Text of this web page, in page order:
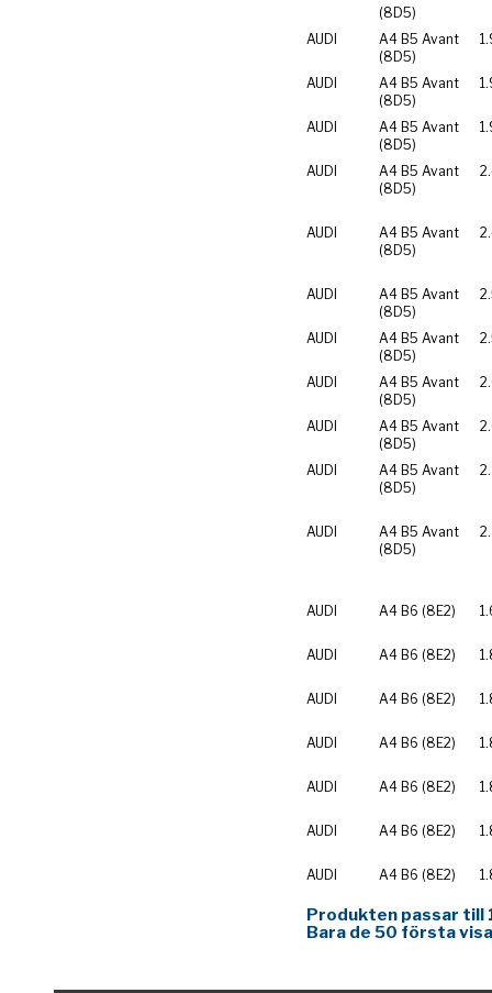
(8D5)
AUDI
A4 B5 Avant
(8D5)
AUDI
A4 B5 Avant
(8D5)
AUDI
A4 B5 Avant
(8D5)
AUDI
A4 B5 Avant
(8D5)
AUDI
A4 B5 Avant
(8D5)
AUDI
A4 B5 Avant
(8D5)
AUDI
A4 B5 Avant
(8D5)
AUDI
A4 B5 Avant
(8D5)
AUDI
A4 B5 Avant
(8D5)
AUDI
A4 B5 Avant
(8D5)
AUDI
A4 B5 Avant
(8D5)
AUDI A4 B6 (8E2)
AUDI A4 B6 (8E2)
AUDI A4 B6 (8E2)
AUDI A4 B6 (8E2)
AUDI A4 B6 (8E2)
AUDI A4 B6 (8E2)
AUDI A4 B6 (8E2)
Produkten passar till
Bara de 50 första